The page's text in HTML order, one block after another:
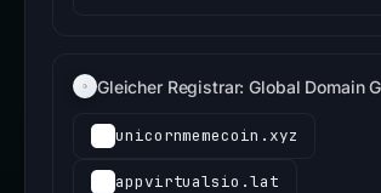
Gleicher Registrar: Global Domain
unicornmemecoin.xyz
appvirtualsio.lat